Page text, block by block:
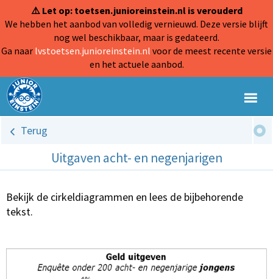
⚠️ Let op: toetsen.junioreinstein.nl is verouderd
We hebben het aanbod van volledig vernieuwd. Deze versie blijft
nog wel beschikbaar, maar is gedateerd.
Ga naar lvstoetsen.junioreinstein.nl voor de meest recente versie
en het actuele aanbod.
Terug
Uitgaven acht- en negenjarigen
Bekijk de cirkeldiagrammen en lees de bijbehorende
tekst.